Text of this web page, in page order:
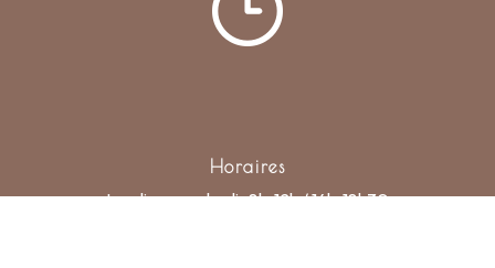
Horaires
Lundi au vendredi : 8h-12h / 14h-18h30